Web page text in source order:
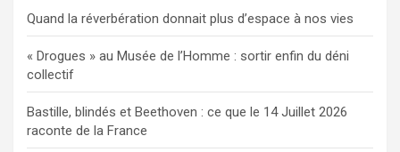
Quand la réverbération donnait plus d’espace à nos vies
« Drogues » au Musée de l’Homme : sortir enfin du déni
collectif
Bastille, blindés et Beethoven : ce que le 14 Juillet 2026
raconte de la France